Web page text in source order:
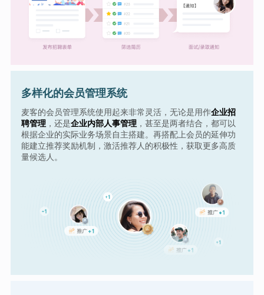
多样化的会员管理系统
麦客的会员管理系统使用起来非常灵活，无论是用作企业招
聘管理，还是企业内部人事管理，甚至是两者结合，都可以
根据企业的实际业务场景自主搭建。再搭配上会员的延伸功
能建立推荐奖励机制，激活推荐人的积极性，获取更多高质
量候选人。